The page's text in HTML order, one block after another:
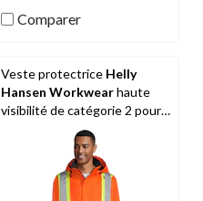
5. Comparer
Veste protectrice Helly
Hansen Workwearhaute
visibilité de catégorie 2 pour
hommes, Alta